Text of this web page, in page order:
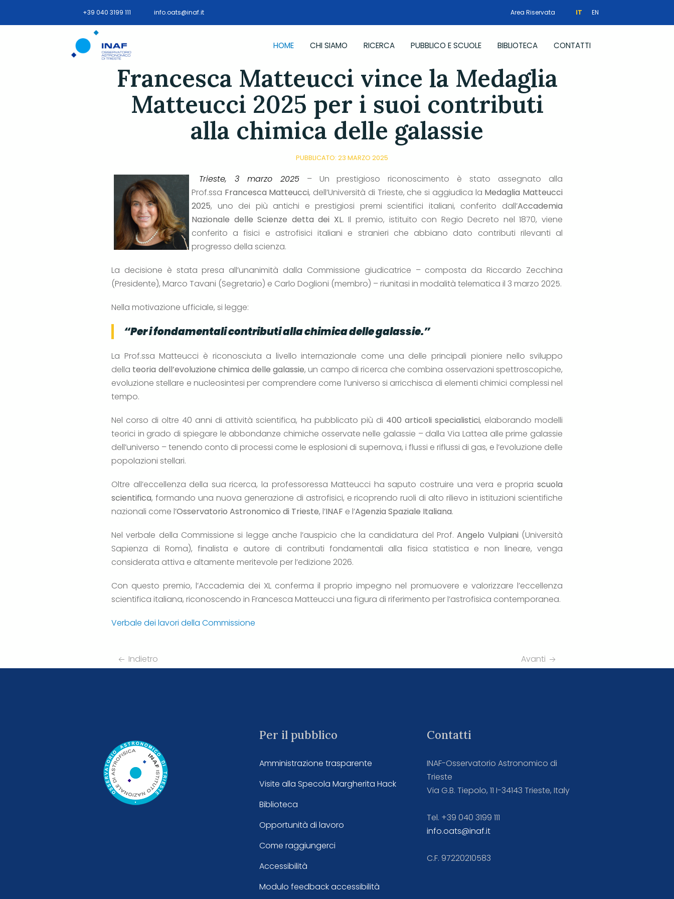
+39 040 3199 111 info.oats@inaf.it Area Riservata IT EN
HOME CHI SIAMO RICERCA PUBBLICO E SCUOLE BIBLIOTECA CONTATTI
Francesca Matteucci vince la Medaglia
Matteucci 2025 per i suoi contributi
alla chimica delle galassie
PUBBLICATO: 23 MARZO 2025
Trieste, 3 marzo 2025– Un prestigioso riconoscimento è stato assegnato alla
Prof.ssa Francesca Matteucci, dell’Università di Trieste, che si aggiudica la Medaglia Matteucci
2025, uno dei più antichi e prestigiosi premi scientifici italiani, conferito dall’Accademia
Nazionale delle Scienze detta dei XL. Il premio, istituito con Regio Decreto nel 1870, viene
conferito a fisici e astrofisici italiani e stranieri che abbiano dato contributi rilevanti al
progresso della scienza.
La decisione è stata presa all’unanimità dalla Commissione giudicatrice – composta da Riccardo Zecchina
(Presidente), Marco Tavani (Segretario) e Carlo Doglioni (membro) – riunitasi in modalità telematica il 3 marzo 2025.
Nella motivazione ufficiale, si legge:
“Per i fondamentali contributi alla chimica delle galassie.”
La Prof.ssa Matteucci è riconosciuta a livello internazionale come una delle principali pioniere nello sviluppo
della teoria dell’evoluzione chimica delle galassie, un campo di ricerca che combina osservazioni spettroscopiche,
evoluzione stellare e nucleosintesi per comprendere come l’universo si arricchisca di elementi chimici complessi nel
tempo.
Nel corso di oltre 40 anni di attività scientifica, ha pubblicato più di 400 articoli specialistici, elaborando modelli
teorici in grado di spiegare le abbondanze chimiche osservate nelle galassie – dalla Via Lattea alle prime galassie
dell’universo – tenendo conto di processi come le esplosioni di supernova, i flussi e riflussi di gas, e l’evoluzione delle
popolazioni stellari.
Oltre all’eccellenza della sua ricerca, la professoressa Matteucci ha saputo costruire una vera e propria scuola
scientifica, formando una nuova generazione di astrofisici, e ricoprendo ruoli di alto rilievo in istituzioni scientifiche
nazionali come l’Osservatorio Astronomico di Trieste, l’INAF e l’Agenzia Spaziale Italiana.
Nel verbale della Commissione si legge anche l’auspicio che la candidatura del Prof.Angelo Vulpiani(Università
Sapienza di Roma), finalista e autore di contributi fondamentali alla fisica statistica e non lineare, venga
considerata attiva e altamente meritevole per l’edizione 2026.
Con questo premio, l’Accademia dei XL conferma il proprio impegno nel promuovere e valorizzare l’eccellenza
scientifica italiana, riconoscendo in Francesca Matteucci una figura di riferimento per l’astrofisica contemporanea.
Verbale dei lavori della Commissione
Indietro Avanti
Per il pubblico
Amministrazione trasparente
Visite alla Specola Margherita Hack
Biblioteca
Opportunità di lavoro
Come raggiungerci
Accessibilità
Modulo feedback accessibilità
Contatti
INAF-Osservatorio Astronomico di
Trieste
Via G.B. Tiepolo, 11 I-34143 Trieste, Italy
Tel. +39 040 3199 111
info.oats@inaf.it
C.F. 97220210583